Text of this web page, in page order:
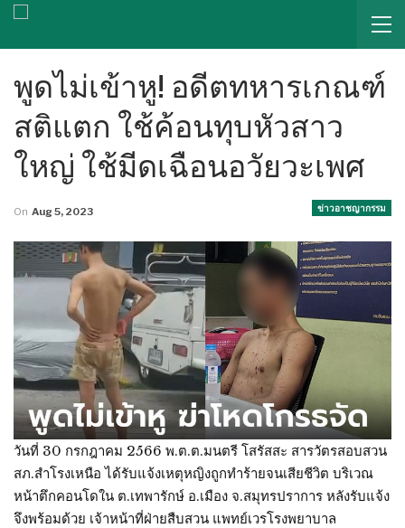
พูดไม่เข้าหู! อดีตทหารเกณฑ์
สติแตก ใช้ค้อนทุบหัวสาว
ใหญ่ ใช้มีดเฉือนอวัยวะเพศ
ข่าวอาชญากรรม
On Aug 5, 2023
วันที่ 30 กรกฎาคม 2566 พ.ต.ต.มนตรี โสรัสสะ สารวัตรสอบสวน
สภ.สำโรงเหนือ ได้รับแจ้งเหตุหญิงถูกทำร้ายจนเสียชีวิต บริเวณ
หน้าตึกคอนโดใน ต.เทพารักษ์ อ.เมือง จ.สมุทรปราการ หลังรับแจ้ง
จึงพร้อมด้วย เจ้าหน้าที่ฝ่ายสืบสวน แพทย์เวรโรงพยาบาล